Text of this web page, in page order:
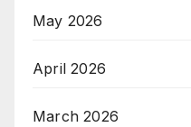
May 2026
April 2026
March 2026